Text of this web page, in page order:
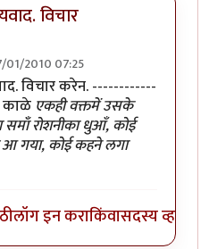
विचार
01/2010 07:25
byश्रावण मोडक
विचार करेन. ------------
काळे एकही वक्तमें उसके
रोशनीका धुआँ, कोई
आ गया, कोई कहने लगा
लॉग इन कराकिंवासदस्य व्हा